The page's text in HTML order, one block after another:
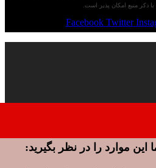
Facebook
را در نظر بگیرید: